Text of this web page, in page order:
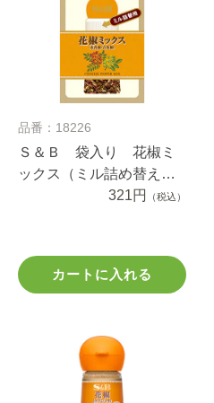
品番：18226
Ｓ＆Ｂ 袋入り 花椒ミ
ックス（ミル詰め替え
321円 （税込）
カートに入れる